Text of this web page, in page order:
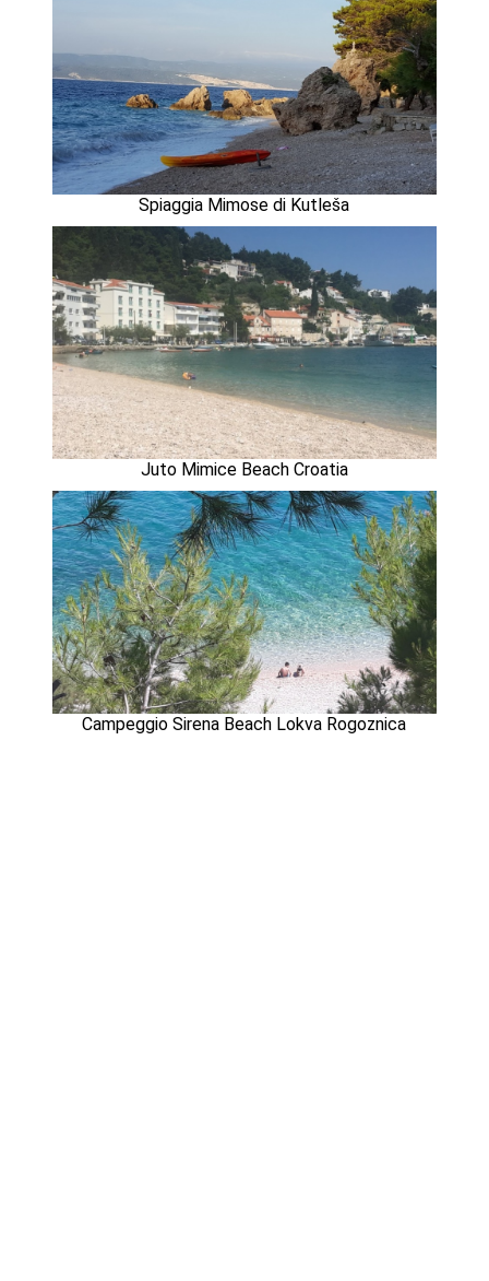
Spiaggia Mimose di Kutleša
Juto Mimice Beach Croatia
Campeggio Sirena Beach Lokva Rogoznica